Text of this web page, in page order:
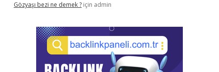
Gözyaşı bezi ne demek ? için admin